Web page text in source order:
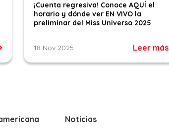
¡Cuenta regresiva! Conoce AQUÍ el
horario y dónde ver EN VIVO la
preliminar del Miss Universo 2025
18 Nov 2025 Leer más
Noticias